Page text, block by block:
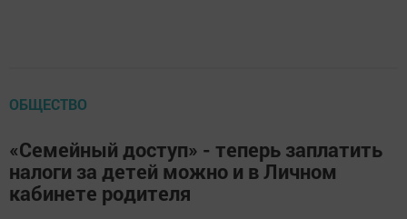
ОБЩЕСТВО
«Семейный доступ» - теперь заплатить
налоги за детей можно и в Личном
кабинете родителя